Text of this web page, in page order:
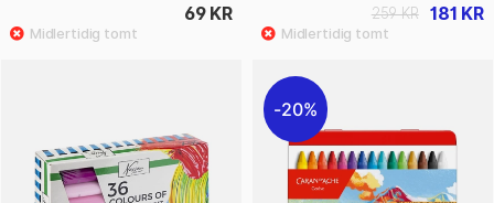
69 KR 181 KR
259 KR
20%